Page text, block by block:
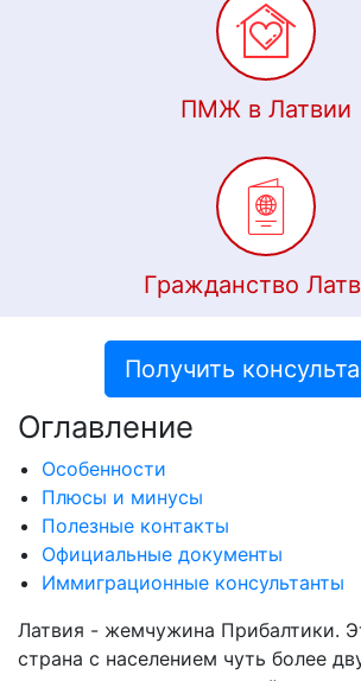
ПМЖ в Латвии
Гражданство
Получить
Оглавление
Особенности
Плюсы и минусы
Полезные контакты
Официальные документы
Иммиграционные консультанты
Латвия - жемчужина Прибалтики.
страна с населением чуть более